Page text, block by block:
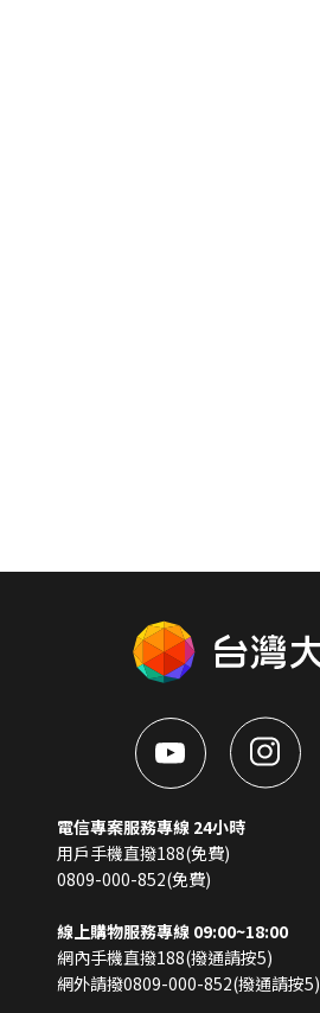
電信專案服務專線 24小時
用戶手機直撥188(免費)
0809-000-852(免費)
線上購物服務專線 09:00~18:00
網內手機直撥188(撥通請按5)
網外請撥0809-000-852(撥通請按5)